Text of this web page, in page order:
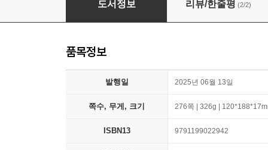
도서정보 리뷰/한줄평 (2/2)
품목정보
발행일 2025년 06월 13일
쪽수, 무게, 크기 276쪽 | 326g |
ISBN13 9791199022942